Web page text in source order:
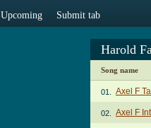
Upcoming Submit tab
Harold
Song name
01. Axel F
02. Axel F